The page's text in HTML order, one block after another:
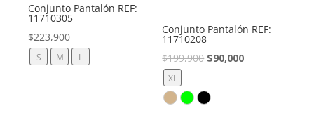
Conjunto Pantalón REF:
11710305
$223,900
S M L
Conjunto Pantalón REF:
11710208
$199,900 El
original
$90,000El
XL